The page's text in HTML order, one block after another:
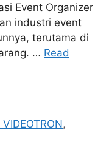
Event Organizer
industri event
terutama di
… Read
,